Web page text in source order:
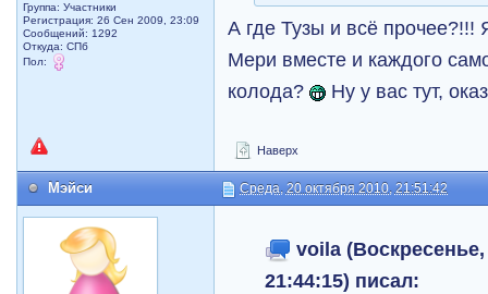
Группа: Участники
Регистрация: 26 Сен 2009, 23:09
Сообщений: 1292
Откуда: СПб
Пол:
А где Тузы и всё прочее?!!!
Мери вместе и каждого
колода?
Ну у вас тут,
Наверх
Мэйси Среда, 20 октября 2010, 21:51:42
voila
21:44:15) писал: